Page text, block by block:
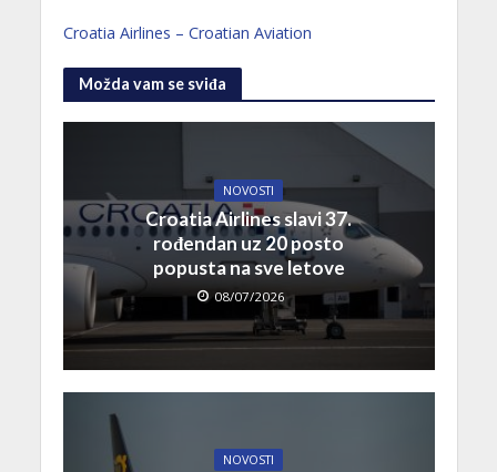
Croatia Airlines – Croatian Aviation
Možda vam se sviđa
NOVOSTI
Croatia Airlines slavi 37.
rođendan uz 20 posto
popusta na sve letove
08/07/2026
NOVOSTI